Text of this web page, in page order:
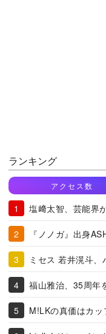
ランキング
アクセス数
塩﨑太智、芸能界
『ノノガ』出身
ミセス 若井滉斗
福山雅治、35周年
M!LKの真価はカ